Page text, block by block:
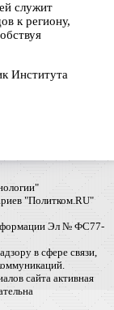
служит
к региону,
Института
"Политком.RU"
Эл № ФС77-
в сфере связи,
сайта активная